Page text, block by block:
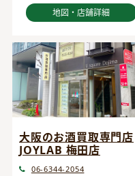
地図・店舗詳細
大阪のお酒買取専門店
JOYLAB 梅田店
06-6344-2054